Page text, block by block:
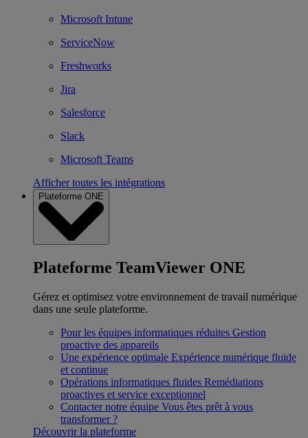
Microsoft Intune
ServiceNow
Freshworks
Jira
Salesforce
Slack
Microsoft Teams
Afficher toutes les intégrations
Plateforme ONE
Plateforme TeamViewer ONE
Gérez et optimisez votre environnement de travail numérique
dans une seule plateforme.
Pour les équipes informatiques réduites Gestion
proactive des appareils
Une expérience optimale Expérience numérique fluide
et continue
Opérations informatiques fluides Remédiations
proactives et service exceptionnel
Contacter notre équipe Vous êtes prêt à vous
transformer ?
Découvrir la plateforme